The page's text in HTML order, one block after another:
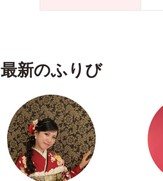
最新のふりび